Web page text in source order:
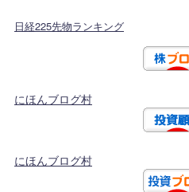
日経225先物ランキング
にほんブログ村
にほんブログ村